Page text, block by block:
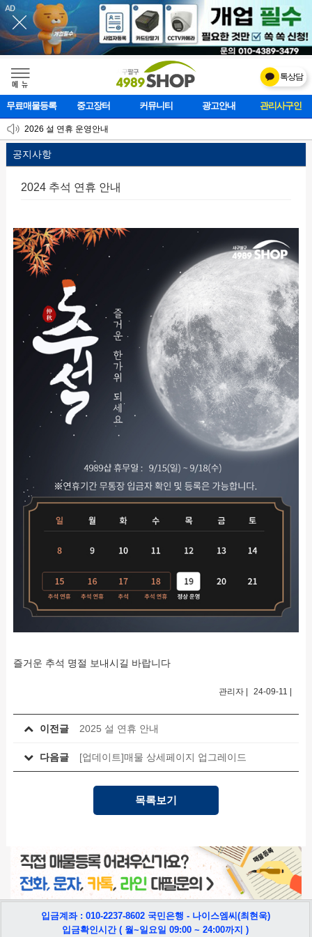
메    뉴
톡상담
무료매물등록 중고장터 커뮤니티 광고안내 관리사구인
[업데이트] 개선사항 안내
2026 설 연휴 운영안내
[업데이트]모바일 하단 고정메뉴 추가
공지사항
2024 추석 연휴 안내
즐거운 추석 명절 보내시길 바랍니다
관리자 | 24-09-11 |
이전글 2025 설 연휴 안내
다음글 [업데이트]매물 상세페이지 업그레이드
목록보기
입금계좌 : 010-2237-8602 국민은행 - 나이스엠씨(최현욱)
입금확인시간 ( 월~일요일 09:00 ~ 24:00까지 )